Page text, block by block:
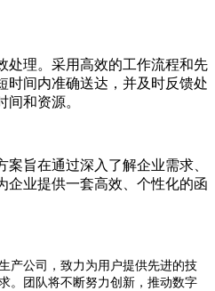
处理。采用高效的工作流程和先
时间内准确送达，并及时反馈处
和资源。
旨在通过深入了解企业需求、
企业提供一套高效、个性化的函
产公司，致力为用户提供先进的技
。团队将不断努力创新，推动数字